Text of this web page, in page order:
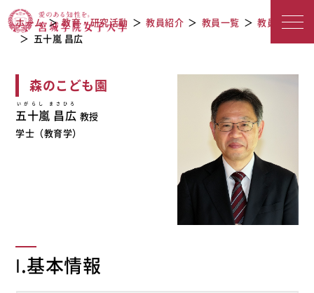
ホーム
教育・研究活動 教員紹介 教員一覧
教員検索
五十嵐 昌広
森のこども園
五十嵐 昌広
いがらし まさひろ
教授
学士（教育学）
Ⅰ.基本情報